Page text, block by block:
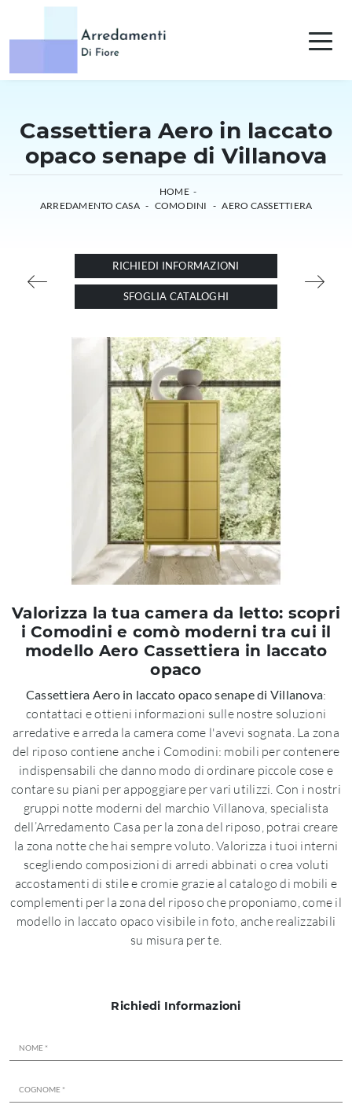
Cassettiera Aero in laccato
opaco senape di Villanova
HOME -
ARREDAMENTO CASA - COMODINI - AERO CASSETTIERA
RICHIEDI INFORMAZIONI
SFOGLIA CATALOGHI
Valorizza la tua camera da letto: scopri
i Comodini e comò moderni tra cui il
modello Aero Cassettiera in laccato
opaco
Cassettiera Aero in laccato opaco senape di Villanova:
contattaci e ottieni informazioni sulle nostre soluzioni
arredative e arreda la camera come l'avevi sognata. La zona
del riposo contiene anche i Comodini: mobili per contenere
indispensabili che danno modo di ordinare piccole cose e
contare su piani per appoggiare per vari utilizzi. Con i nostri
gruppi notte moderni del marchio Villanova, specialista
dell’Arredamento Casa per la zona del riposo, potrai creare
la zona notte che hai sempre voluto. Valorizza i tuoi interni
scegliendo composizioni di arredi abbinati o crea voluti
accostamenti di stile e cromie grazie al catalogo di mobili e
complementi per la zona del riposo che proponiamo, come il
modello in laccato opaco visibile in foto, anche realizzabili
su misura per te.
Richiedi Informazioni